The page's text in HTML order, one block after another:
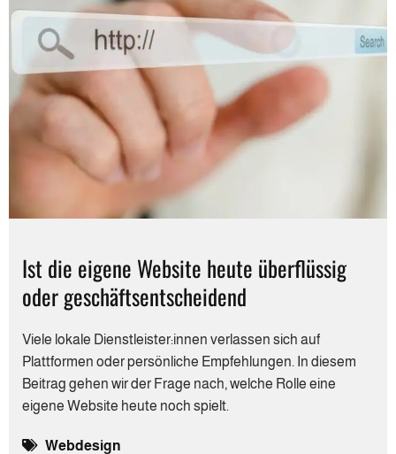
Ist die eigene Website heute überflüssig
oder geschäftsentscheidend
Viele lokale Dienstleister:innen verlassen sich auf
Plattformen oder persönliche Empfehlungen. In diesem
Beitrag gehen wir der Frage nach, welche Rolle eine
eigene Website heute noch spielt.
Webdesign